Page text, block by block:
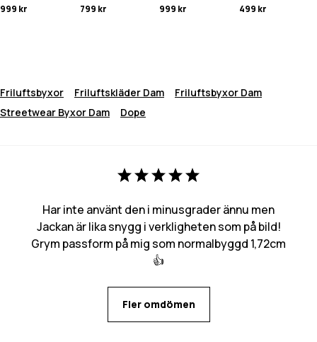
999 kr
799 kr
999 kr
499 kr
Friluftsbyxor Friluftskläder Dam
Friluftsbyxor Dam
Streetwear Byxor Dam
Dope
Har inte använt den i minusgrader ännu men
Jackan är lika snygg i verkligheten som på bild!
Grym passform på mig som normalbyggd 1,72cm
👍
Fler omdömen